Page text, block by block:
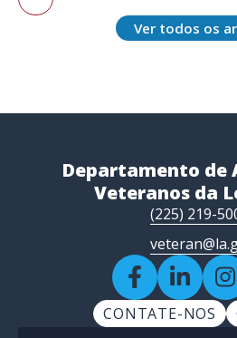
Ver todos os
Departamento de
Veteranos da
(225) 219-
CONTATE-NOS